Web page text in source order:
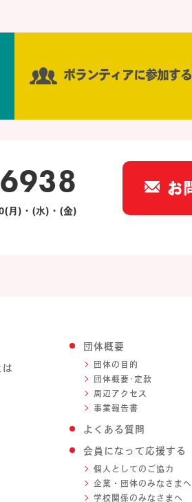
ボランティアに参加する
月)・(水)・(金)
お
団体概要
団体の目的
団体概要･定款
周辺アクセス
事業報告書
よくある質問
会員になって応援する
個人としてのご協力
企業・団体のみなさまへ
学校関係のみなさまへ